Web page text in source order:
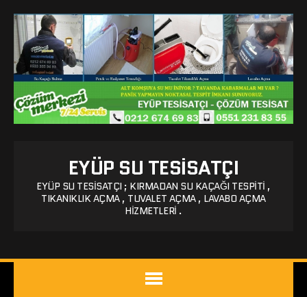
EYÜP SU TESISATÇI
EYÜP SU TESISATÇI ; KIRMADAN SU KAÇAĞI TESPITI ,
TIKANIKLIK AÇMA , TUVALET AÇMA , LAVABO AÇMA
HIZMETLERI .